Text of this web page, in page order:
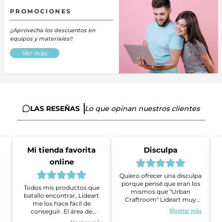
PROMOCIONES
¡¡Aprovecha los descuentos en
equipos y materiales!!
Ver más
LAS RESEÑAS Lo que opinan nuestros clientes
Mi tienda favorita
online
Todos mis productos que
batallo encontrar, Lideart
me los hace fácil de
conseguir. El área de
ventas es super amable y
Disculpa
Quiero ofrecer una disculpa
porque pensé que eran los
mismos que "Urban
Craftroom" Lideart muy
amables me ayudaron a
gestionar un problema que
Mostrar más